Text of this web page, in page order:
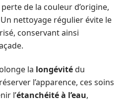
de la couleur d’origine,
nettoyage régulier évite le
conservant ainsi
la longévitédu
l’apparence, ces soins
l’étanchéité à l’eau,